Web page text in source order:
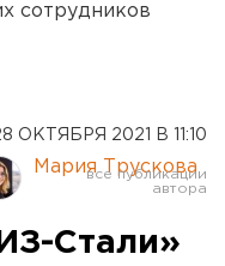
сотрудников
ОКТЯБРЯ 2021 В 11:10
Мария Трускова
Стали»